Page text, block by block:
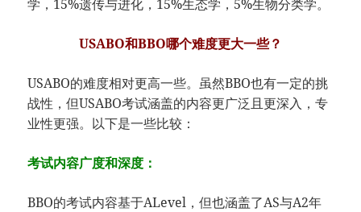
学，15%遗传与进化，15%生态学，5%生物分类学。
USABO和BBO哪个难度更大一些？
USABO的难度相对更高一些。虽然BBO也有一定的挑
战性，但USABO考试涵盖的内容更广泛且更深入，专
业性更强。以下是一些比较：
考试内容广度和深度：
BBO的考试内容基于ALevel，但也涵盖了AS与A2年